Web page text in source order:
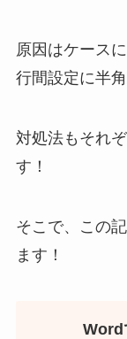
原因はケース
行間設定に半
対処法もそれ
す！
そこで、この
ます！
Word